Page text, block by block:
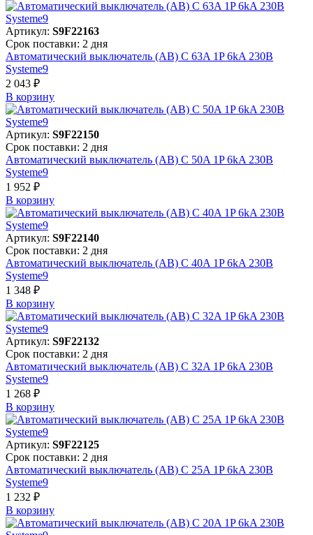
Артикул: S9F22163
Срок поставки: 2 дня
Автоматический выключатель (АВ) C 63A 1P 6kA 230В
Systeme9
2 043 ₽
В корзинy
Артикул: S9F22150
Срок поставки: 2 дня
Автоматический выключатель (АВ) C 50A 1P 6kA 230В
Systeme9
1 952 ₽
В корзинy
Артикул: S9F22140
Срок поставки: 2 дня
Автоматический выключатель (АВ) C 40A 1P 6kA 230В
Systeme9
1 348 ₽
В корзинy
Артикул: S9F22132
Срок поставки: 2 дня
Автоматический выключатель (АВ) C 32A 1P 6kA 230В
Systeme9
1 268 ₽
В корзинy
Артикул: S9F22125
Срок поставки: 2 дня
Автоматический выключатель (АВ) C 25A 1P 6kA 230В
Systeme9
1 232 ₽
В корзинy